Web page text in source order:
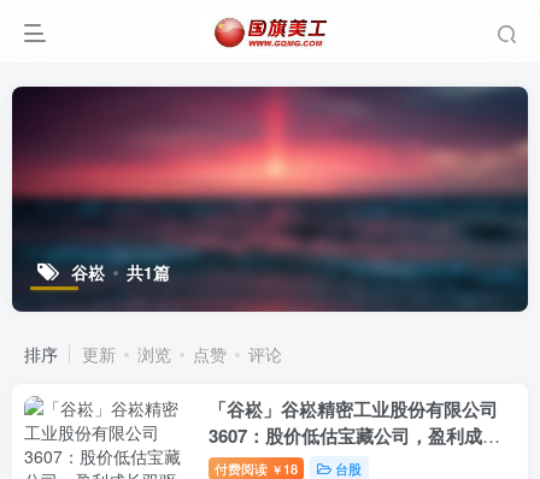
谷崧 共1篇
排序 更新 浏览 点赞 评论
「谷崧」谷崧精密工业股份有限公司
3607：股价低估宝藏公司，盈利成长
双驱动，投资必看
付费阅读 ￥ 18 台股